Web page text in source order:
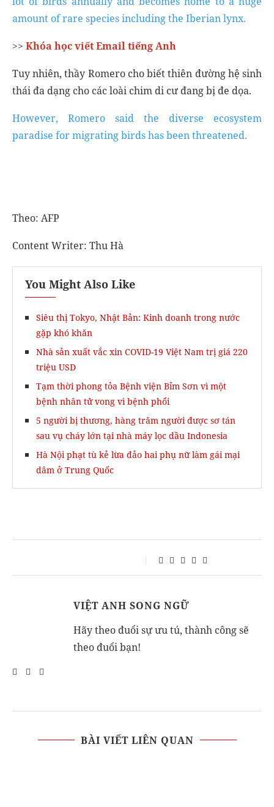
amount of rare species including the Iberian lynx.
>> Khóa học viết Email tiếng Anh
Tuy nhiên, thầy Romero cho biết thiên đường hệ sinh
thái đa dạng cho các loài chim di cư đang bị đe dọa.
However, Romero said the diverse ecosystem
paradise for migrating birds has been threatened.
Theo: AFP
Content Writer: Thu Hà
You Might Also Like
Siêu thị Tokyo, Nhật Bản: Kinh doanh trong nước
gặp khó khăn
Nhà sản xuất vắc xin COVID-19 Việt Nam trị giá 220
triệu USD
Tạm thời phong tỏa Bệnh viện Bỉm Sơn vì một
bệnh nhân tử vong vì bệnh phổi
5 người bị thương, hàng trăm người được sơ tán
sau vụ cháy lớn tại nhà máy lọc dầu Indonesia
Hà Nội phạt tù kẻ lừa đảo hai phụ nữ làm gái mại
dâm ở Trung Quốc
VIỆT ANH SONG NGỮ
Hãy theo đuổi sự ưu tú, thành công sẽ
theo đuổi bạn!
BÀI VIẾT LIÊN QUAN